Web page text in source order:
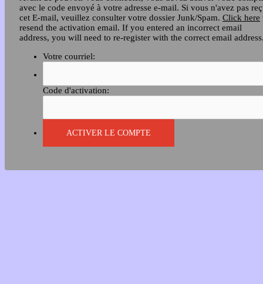
avec le code envoyé à votre adresse e-mail. Si vous n'avez pas
cet E-mail, veuillez consulter votre dossier Junk/Spam. Click here
resend the activation email. If you entered an incorrect email
address, you will need to re-register with the correct email
Votre courriel:
Code d'activation: